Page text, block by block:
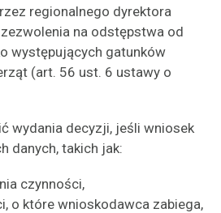
regionalnego dyrektora
na odstępstwa od
występujących gatunków
(art. 56 ust. 6 ustawy o
wydania decyzji, jeśli wniosek
danych, takich jak:
czynności,
o które wnioskodawca zabiega,